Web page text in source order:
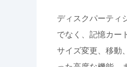
ディスクパーティ
でなく、記憶カー
サイズ変更、移動